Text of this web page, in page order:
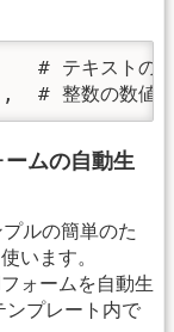
ストの入力
数の数値入力
ムの自動生
ルの簡単のた
います。
ォームを自動生
ンプレート内で